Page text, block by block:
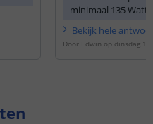
minimaal 135 Watt
Bekijk hele
Door Edwin op dinsdag 1